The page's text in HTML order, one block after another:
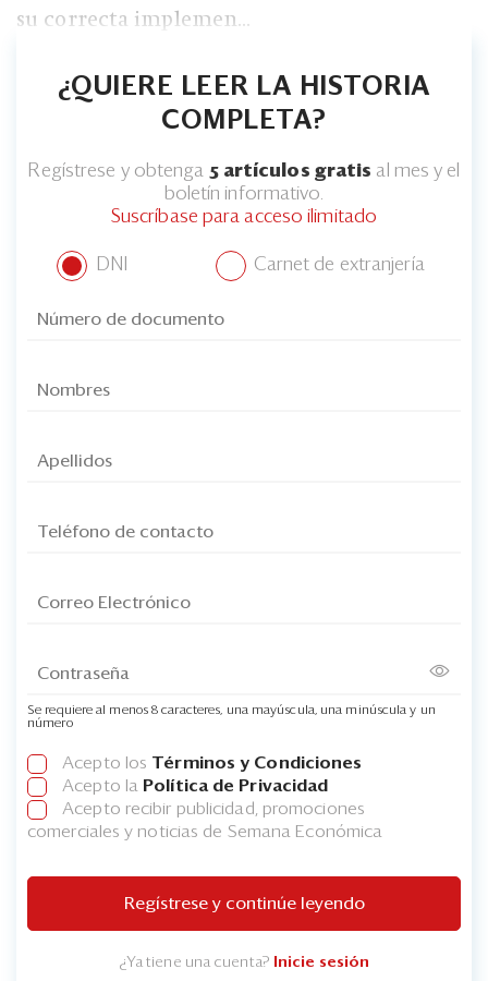
su correcta implemen...
¿QUIERE LEER LA HISTORIA
COMPLETA?
Regístrese y obtenga 5 artículos gratis al mes y el
boletín informativo.
Suscríbase para acceso ilimitado
DNI Carnet de extranjería
Se requiere al menos 8 caracteres, una mayúscula, una minúscula y un
número
Acepto los Términos y Condiciones
Acepto la Política de Privacidad
Acepto recibir publicidad, promociones
comerciales y noticias de Semana Económica
Regístrese y continúe leyendo
¿Ya tiene una cuenta? Inicie sesión